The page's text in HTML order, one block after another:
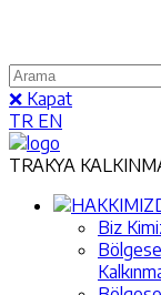
❌ Kapat
TR EN
TRAKYA
Biz